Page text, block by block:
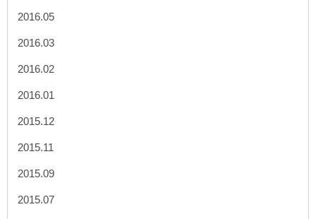
2016.05
2016.03
2016.02
2016.01
2015.12
2015.11
2015.09
2015.07